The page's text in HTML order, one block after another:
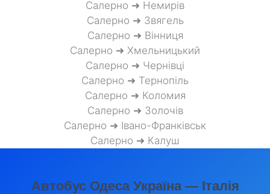
Салерно ➜ Немирів
Салерно ➜ Звягель
Салерно ➜ Вінниця
Салерно ➜ Хмельницький
Салерно ➜ Чернівці
Салерно ➜ Тернопіль
Салерно ➜ Коломия
Салерно ➜ Золочів
Салерно ➜ Івано-Франківськ
Салерно ➜ Калуш
Автобус Одеса Україна — Італія